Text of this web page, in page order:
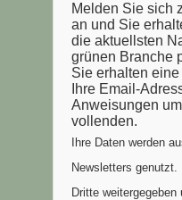
Melden Sie sich
an und Sie
die aktuellsten
grünen Branche
Sie erhalten
Ihre Email-
Anweisungen
vollenden.
Ihre Daten werden
Newsletters
Dritte